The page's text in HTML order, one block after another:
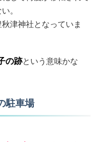
。
津神社となっていま
の跡という意味かな
駐車場